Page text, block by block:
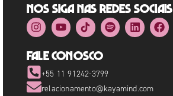
Nos siga nas redes sociais
Fale Conosco
+55 11 91242-3799
relacionamento@kayamind.com